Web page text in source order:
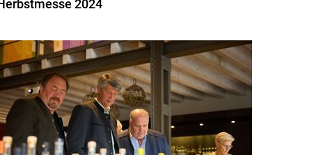
2024